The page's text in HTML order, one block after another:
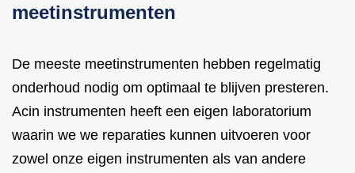
meetinstrumenten
De meeste meetinstrumenten hebben regelmatig
onderhoud nodig om optimaal te blijven presteren.
Acin instrumenten heeft een eigen laboratorium
waarin we we reparaties kunnen uitvoeren voor
zowel onze eigen instrumenten als van andere